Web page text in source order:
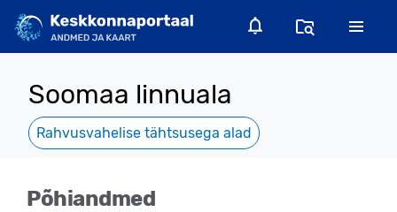
Soomaa linnuala
Rahvusvahelise tähtsusega alad
Põhiandmed